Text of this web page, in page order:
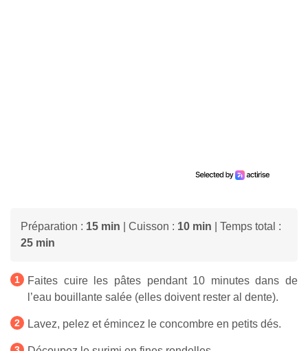
Préparation : 15 min | Cuisson : 10 min | Temps total :
25 min
Faites cuire les pâtes pendant 10 minutes dans de
l’eau bouillante salée (elles doivent rester al dente).
Lavez, pelez et émincez le concombre en petits dés.